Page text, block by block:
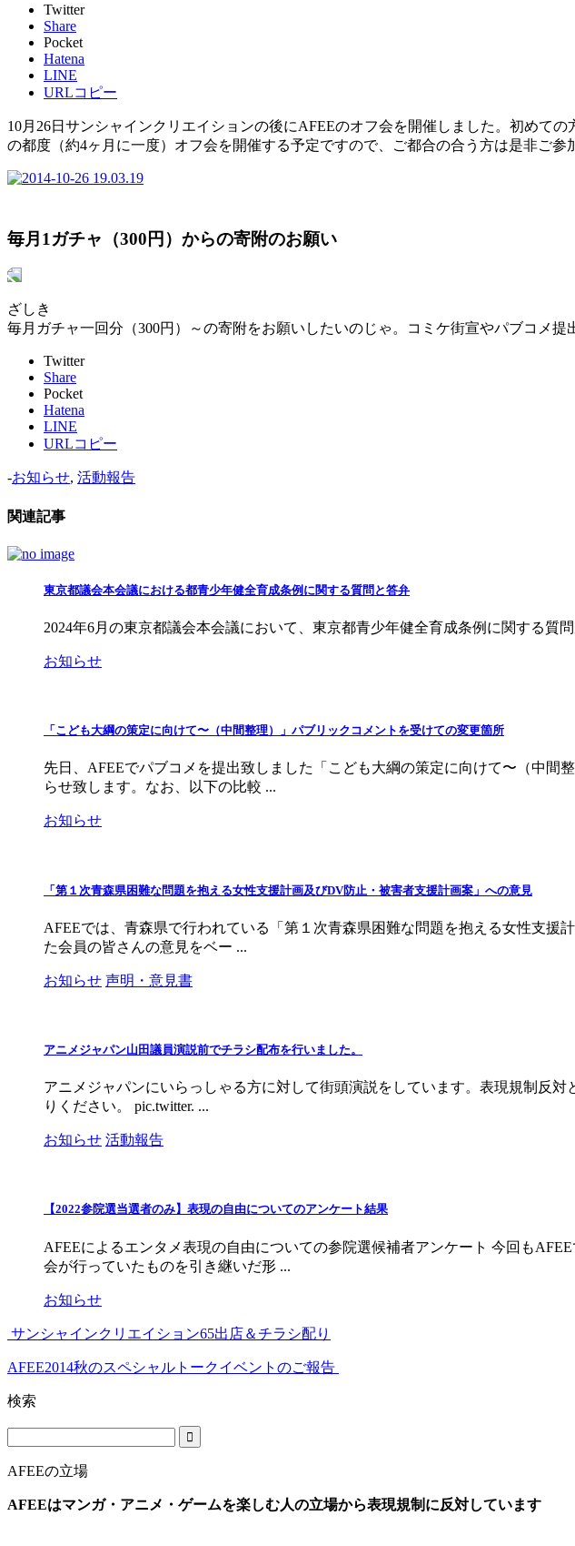
Twitter
Share
Pocket
Hatena
LINE
URLコピー
10月26日サンシャインクリエイションの後にAFEEのオフ会を開催しました。初めて
の都度（約4ヶ月に一度）オフ会を開催する予定ですので、ご都合の合う方は是非ご参
毎月1ガチャ（300円）からの寄附のお願い
ざしき
毎月ガチャ一回分（300円）～の寄附をお願いしたいのじゃ。コミケ街宣やパブコメ提
Twitter
Share
Pocket
Hatena
LINE
URLコピー
-お知らせ, 活動報告
関連記事
東京都議会本会議における都青少年健全育成条例に関する質問と答弁
2024年6月の東京都議会本会議において、東京都青少年健全育成条例に関する質
お知らせ
「こども大綱の策定に向けて〜（中間整理）」パブリックコメントを受けての変更箇所
先日、AFEEでパブコメを提出致しました「こども大綱の策定に向けて〜（中間
らせ致します。なお、以下の比較 ...
お知らせ
「第１次青森県困難な問題を抱える女性支援計画及びDV防止・被害者支援計画案」への意見
AFEEでは、青森県で行われている「第１次青森県困難な問題を抱える女性支
た会員の皆さんの意見をベー ...
お知らせ 声明・意見書
アニメジャパン山田議員演説前でチラシ配布を行いました。
アニメジャパンにいらっしゃる方に対して街頭演説をしています。表現規制反
りください。 pic.twitter. ...
お知らせ 活動報告
【2022参院選当選者のみ】表現の自由についてのアンケート結果
AFEEによるエンタメ表現の自由についての参院選候補者アンケート 今回も
会が行っていたものを引き継いだ形 ...
お知らせ
サンシャインクリエイション65出店＆チラシ配り
AFEE2014秋のスペシャルトークイベントのご報告
検索
AFEEの立場
AFEEはマンガ・アニメ・ゲームを楽しむ人の立場から表現規制に反対しています